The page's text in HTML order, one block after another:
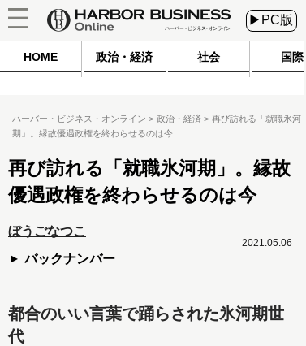
▶PC版
HOME 政治・経済 社会 国際
ハーバー・ビジネス・オンライン 政治・経済
再び訪れる「就職氷河
期」。縁故優遇政権を終わらせるのは今
再び訪れる「就職氷河期」。縁故
優遇政権を終わらせるのは今
ぼうごなつこ
バックナンバー
2021.05.06
都合のいい言葉で踊らされた氷河期世
代